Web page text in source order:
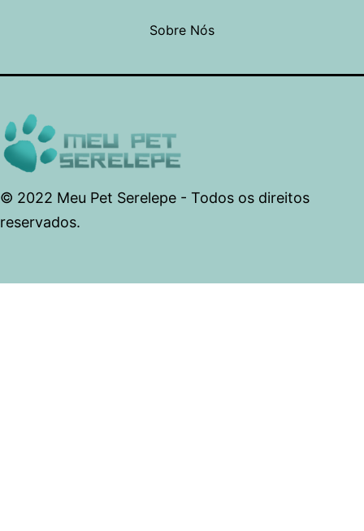
Sobre Nós
© 2022 Meu Pet Serelepe - Todos os direitos
reservados.